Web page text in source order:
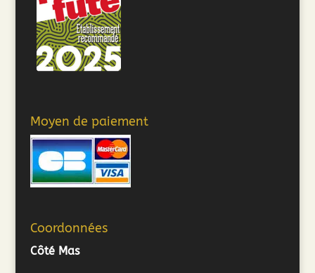
Moyen de paiement
Coordonnées
Côté Mas